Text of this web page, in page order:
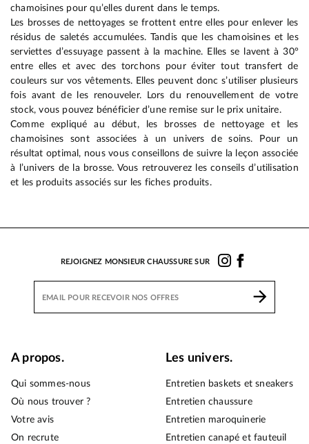
chamoisines pour qu’elles durent dans le temps.
Les brosses de nettoyages se frottent entre elles pour enlever les
résidus de saletés accumulées. Tandis que les chamoisines et les
serviettes d’essuyage passent à la machine. Elles se lavent à 30°
entre elles et avec des torchons pour éviter tout transfert de
couleurs sur vos vêtements. Elles peuvent donc s’utiliser plusieurs
fois avant de les renouveler. Lors du renouvellement de votre
stock, vous pouvez bénéficier d’une remise sur le prix unitaire.
Comme expliqué au début, les brosses de nettoyage et les
chamoisines sont associées à un univers de soins. Pour un
résultat optimal, nous vous conseillons de suivre la leçon associée
à l’univers de la brosse. Vous retrouverez les conseils d’utilisation
et les produits associés sur les fiches produits.
REJOIGNEZ MONSIEUR CHAUSSURE SUR
A propos.
Qui sommes-nous
Où nous trouver ?
Votre avis
On recrute
Les univers.
Entretien baskets et sneakers
Entretien chaussure
Entretien maroquinerie
Entretien canapé et fauteuil